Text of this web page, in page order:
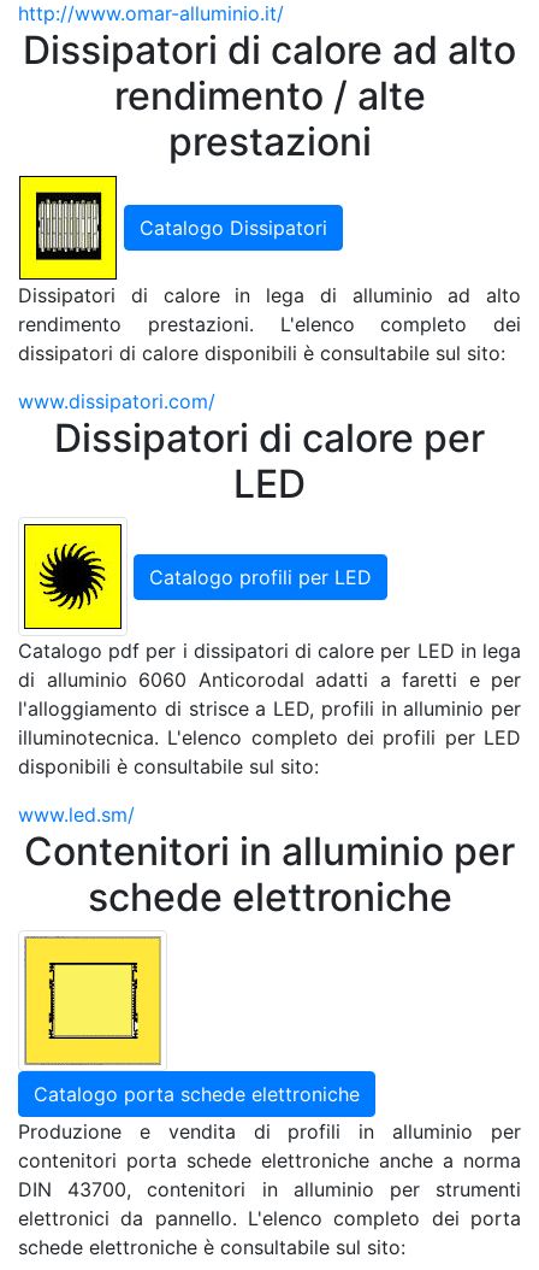
http://www.omar-alluminio.it/
Dissipatori di calore ad alto
rendimento / alte
prestazioni
Catalogo Dissipatori
Dissipatori di calore in lega di alluminio ad alto
rendimento prestazioni. L'elenco completo dei
dissipatori di calore disponibili è consultabile sul sito:
www.dissipatori.com/
Dissipatori di calore per
LED
Catalogo profili per LED
Catalogo pdf per i dissipatori di calore per LED in lega
di alluminio 6060 Anticorodal adatti a faretti e per
l'alloggiamento di strisce a LED, profili in alluminio per
illuminotecnica. L'elenco completo dei profili per LED
disponibili è consultabile sul sito:
www.led.sm/
Contenitori in alluminio per
schede elettroniche
Catalogo porta schede elettroniche
Produzione e vendita di profili in alluminio per
contenitori porta schede elettroniche anche a norma
DIN 43700, contenitori in alluminio per strumenti
elettronici da pannello. L'elenco completo dei porta
schede elettroniche è consultabile sul sito: